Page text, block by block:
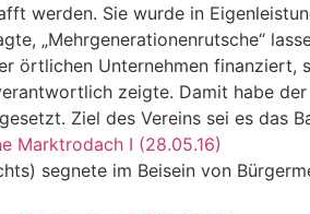
werden. Sie wurde in
„Mehrgenerationenrutsche“
örtlichen Unternehmen
zeigte. Damit habe
Ziel des Vereins sei es
segnete im Beisein von